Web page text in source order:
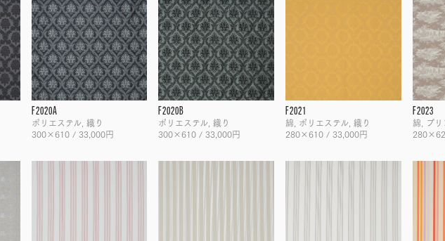
F2020A
ポリエステル, 織り
300×610 / 33,000円
F2020B
ポリエステル, 織り
300×610 / 33,000円
F2021
綿, ポリエステル, 織り
280×610 / 33,000円
F2023
綿, プリ